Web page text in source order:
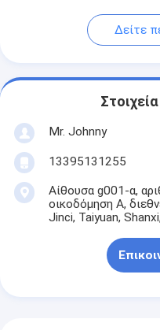
Δείτε
Mr. Johnny
13395131255
Αίθουσα g001-α,
οικοδόμηση Α,
Jinci, Taiyuan,